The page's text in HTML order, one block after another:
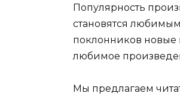
Популярность
становятся
поклонников новые
любимое
Мы предлагаем